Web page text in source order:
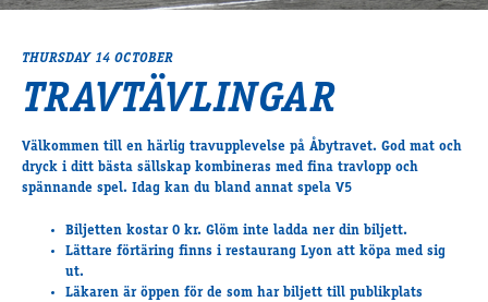
Presentkort
Tävlingsdagar
FAQ
Travkonferens
Aktiviteter
THURSDAY 14 OCTOBER
TRAVTÄVLINGAR
Välkommen till en härlig travupplevelse på Åbytravet. God mat och
dryck i ditt bästa sällskap kombineras med fina travlopp och
spännande spel. Idag kan du bland annat spela V5
Biljetten kostar 0 kr. Glöm inte ladda ner din biljett.
Lättare förtäring finns i restaurang Lyon att köpa med sig
ut.
Läkaren är öppen för de som har biljett till publikplats